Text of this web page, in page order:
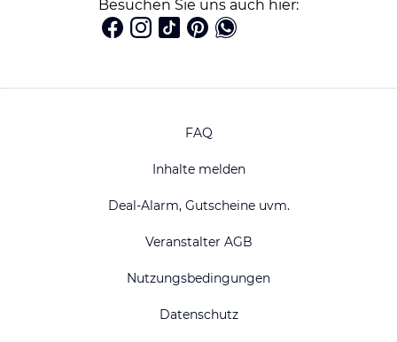
Besuchen Sie uns auch hier:
FAQ
Inhalte melden
Deal-Alarm, Gutscheine uvm.
Veranstalter AGB
Nutzungsbedingungen
Datenschutz